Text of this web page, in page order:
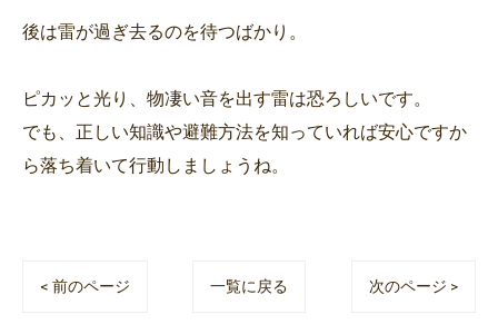
後は雷が過ぎ去るのを待つばかり。
ピカッと光り、物凄い音を出す雷は恐ろしいです。
でも、正しい知識や避難方法を知っていれば安心ですか
ら落ち着いて行動しましょうね。
< 前のページ 一覧に戻る 次のページ >